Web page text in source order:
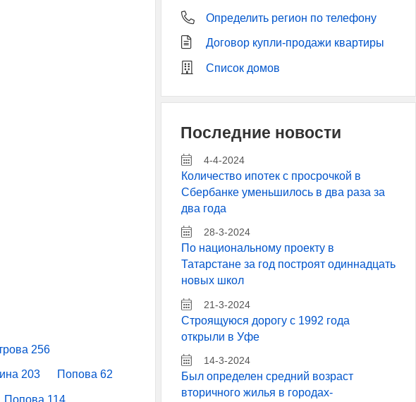
256
203 Попова 62
Попова 114
Определить регион по телефону
Договор купли-продажи квартиры
Список домов
Последние новости
4-4-2024
Количество ипотек с просрочкой в
Сбербанке уменьшилось в два раза за
два года
28-3-2024
По национальному проекту в
Татарстане за год построят одиннадцать
новых школ
21-3-2024
Строящуюся дорогу с 1992 года
открыли в Уфе
14-3-2024
Был определен средний возраст
вторичного жилья в городах-